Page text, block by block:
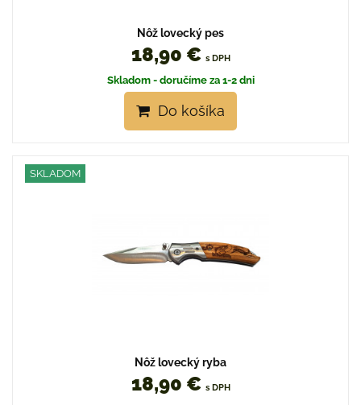
Nôž lovecký pes
18,90 € s DPH
Skladom - doručíme za 1-2 dni
Do košíka
SKLADOM
Nôž lovecký ryba
18,90 € s DPH